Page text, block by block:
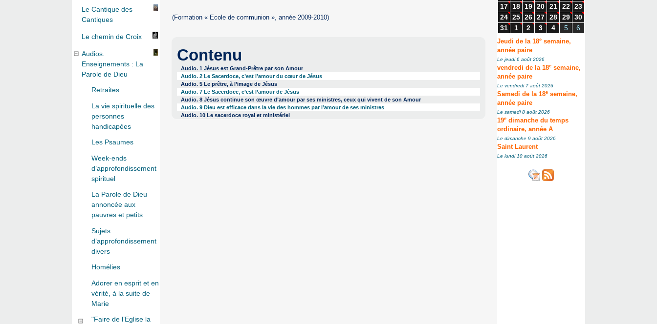
(Formation « Ecole de communion », année 2009-2010)
Contenu
Audio. 1 Jésus est Grand-Prêtre par son Amour
Audio. 2 Le Sacerdoce, c’est l’amour du cœur de Jésus
Audio. 5 Le prêtre, à l’image de Jésus
Audio. 7 Le Sacerdoce, c’est l’amour de Jésus
Audio. 8 Jésus continue son œuvre d’amour par ses ministres, ceux qui vivent de son Amour
Audio. 9 Dieu est efficace dans la vie des hommes par l’amour de ses ministres
Audio. 10 Le sacerdoce royal et ministériel
Le Cantique des
Cantiques
Le chemin de Croix
Audios.
Enseignements : La
Parole de Dieu
Retraites
La vie spirituelle des
personnes
handicapées
Les Psaumes
Week-ends
d’approfondissement
spirituel
La Parole de Dieu
annoncée aux
pauvres et petits
Sujets
d’approfondissement
divers
Homélies
Adorer en esprit et en
vérité, à la suite de
Marie
"Faire de l’Eglise la
17
18 19 20 21 22 23
24 25 26 27 28 29 30
31
1 2 3 4 5 6
Jeudi de la 18e semaine,
année paire
Le jeudi 6 août 2026
vendredi de la 18e semaine,
année paire
Le vendredi 7 août 2026
Samedi de la 18e semaine,
année paire
Le samedi 8 août 2026
19e dimanche du temps
ordinaire, année A
Le dimanche 9 août 2026
Saint Laurent
Le lundi 10 août 2026